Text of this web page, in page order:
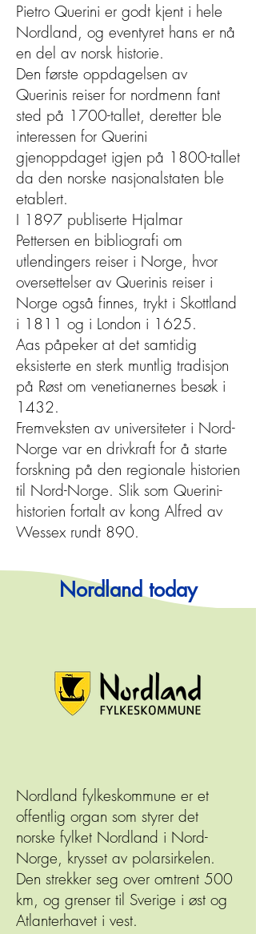
Pietro Querini er godt kjent i hele
Nordland, og eventyret hans er nå
en del av norsk historie.
Den første oppdagelsen av
Querinis reiser for nordmenn fant
sted på 1700-tallet, deretter ble
interessen for Querini
gjenoppdaget igjen på 1800-tallet
da den norske nasjonalstaten ble
etablert.
I 1897 publiserte Hjalmar
Pettersen en bibliografi om
utlendingers reiser i Norge, hvor
oversettelser av Querinis reiser i
Norge også finnes, trykt i Skottland
i 1811 og i London i 1625.
Aas påpeker at det samtidig
eksisterte en sterk muntlig tradisjon
på Røst om venetianernes besøk i
1432.
Fremveksten av universiteter i Nord-
Norge var en drivkraft for å starte
forskning på den regionale historien
til Nord-Norge. Slik som Querini-
historien fortalt av kong Alfred av
Wessex rundt 890.
Nordland today
Nordland fylkeskommune er et
offentlig organ som styrer det
norske fylket Nordland i Nord-
Norge, krysset av polarsirkelen.
Den strekker seg over omtrent 500
km, og grenser til Sverige i øst og
Atlanterhavet i vest.